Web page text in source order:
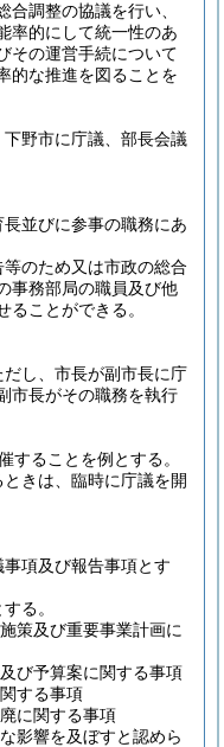
調整の協議を行い、
率的にして統一性のあ
その運営手続について
的な推進を図ることを
野市に庁議、部長会議
並びに参事の職務にあ
のため又は市政の総合
事務部局の職員及び他
ことができる。
だし、市長が副市長に庁
市長がその職務を執行
することを例とする。
きは、臨時に庁議を開
項及び報告事項とす
る。
策及び重要事業計画に
び予算案に関する事項
する事項
に関する事項
影響を及ぼすと認めら